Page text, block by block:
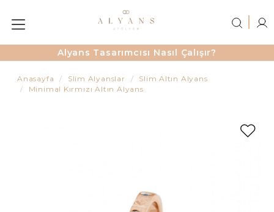
Alyans Tasarımcısı Nasıl Çalışır?
Anasayfa Slim Alyanslar
Slim Altın Alyans
Minimal Kırmızı Altın Alyans